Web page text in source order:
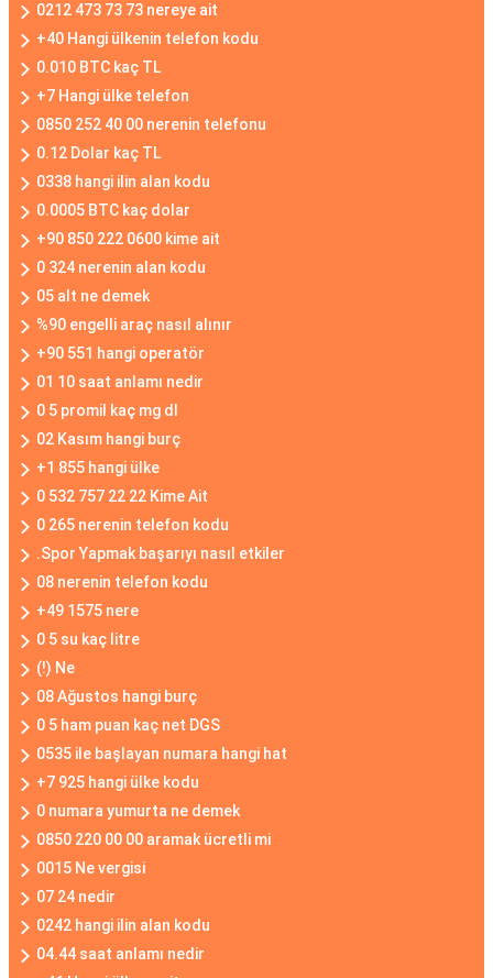
0212 473 73 73 nereye ait
+40 Hangi ülkenin telefon kodu
0.010 BTC kaç TL
+7 Hangi ülke telefon
0850 252 40 00 nerenin telefonu
0.12 Dolar kaç TL
0338 hangi ilin alan kodu
0.0005 BTC kaç dolar
+90 850 222 0600 kime ait
0 324 nerenin alan kodu
05 alt ne demek
%90 engelli araç nasıl alınır
+90 551 hangi operatör
01 10 saat anlamı nedir
0 5 promil kaç mg dl
02 Kasım hangi burç
+1 855 hangi ülke
0 532 757 22 22 Kime Ait
0 265 nerenin telefon kodu
.Spor Yapmak başarıyı nasıl etkiler
08 nerenin telefon kodu
+49 1575 nere
0 5 su kaç litre
(!) Ne
08 Ağustos hangi burç
0 5 ham puan kaç net DGS
0535 ile başlayan numara hangi hat
+7 925 hangi ülke kodu
0 numara yumurta ne demek
0850 220 00 00 aramak ücretli mi
0015 Ne vergisi
07 24 nedir
0242 hangi ilin alan kodu
04.44 saat anlamı nedir